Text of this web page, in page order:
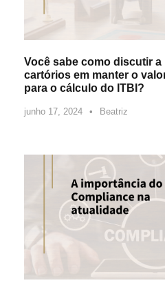
Você sabe como discutir
cartórios em manter o
para o cálculo do ITBI?
junho 17, 2024 • Beatriz